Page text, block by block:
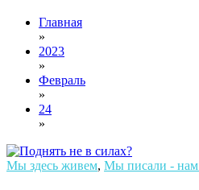
Главная
»
2023
»
Февраль
»
24
»
Мы здесь живем, Мы писали - нам